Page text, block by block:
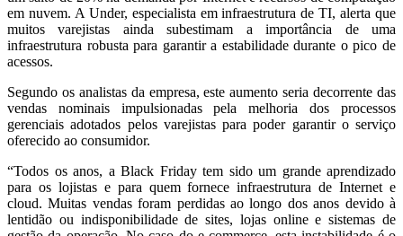
em nuvem. A Under, especialista em infraestrutura de TI, alerta que
muitos varejistas ainda subestimam a importância de uma
infraestrutura robusta para garantir a estabilidade durante o pico de
acessos.
Segundo os analistas da empresa, este aumento seria decorrente das
vendas nominais impulsionadas pela melhoria dos processos
gerenciais adotados pelos varejistas para poder garantir o serviço
oferecido ao consumidor.
“Todos os anos, a Black Friday tem sido um grande aprendizado
para os lojistas e para quem fornece infraestrutura de Internet e
cloud. Muitas vendas foram perdidas ao longo dos anos devido à
lentidão ou indisponibilidade de sites, lojas online e sistemas de